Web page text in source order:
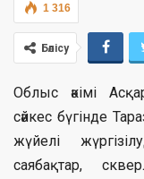
1 316
Бөлісу
Облыс әкімі
сәйкес бүгінде
жүйелі
саябақтар,